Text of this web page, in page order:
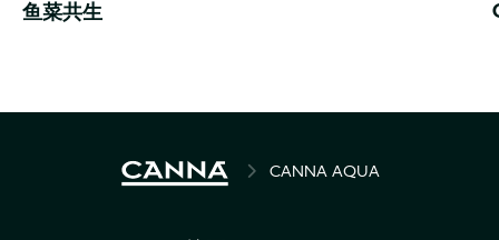
鱼菜共生
BREADCRUMBCANNA AQUA